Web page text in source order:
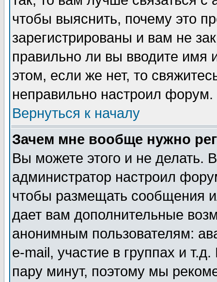
чтобы выяснить, почему это
зарегистрированы и вам не
правильно ли вы вводите
этом, если же нет, то
неправильно настроил форум.
Вернуться к началу
Зачем мне вообще нужно
Вы можете этого и не делать.
администратор настроил
чтобы размещать сообщения
дает вам дополнительные
анонимным пользователям:
e-mail, участие в группах и
пару минут, поэтому мы